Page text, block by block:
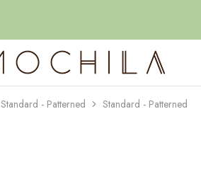
Standard - Patterned Standard - Patterned